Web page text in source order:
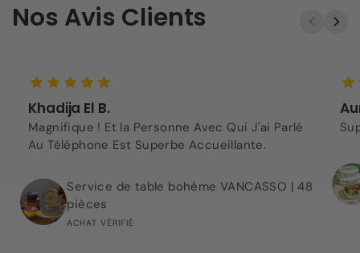
Nos Avis Clients
Khadija El B.
Magnifique ! Et la Personne Avec Qui J'ai Parlé
Au Téléphone Est Superbe Accueillante.
Service de table bohème VANCASSO | 48
pièces
ACHAT VÉRIFIÉ